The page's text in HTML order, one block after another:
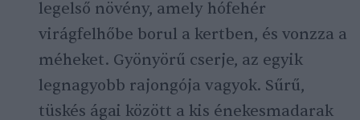
legelső növény, amely hófehér
virágfelhőbe borul a kertben, és vonzza a
méheket. Gyönyörű cserje, az egyik
legnagyobb rajongója vagyok. Sűrű,
tüskés ágai között a kis énekesmadarak